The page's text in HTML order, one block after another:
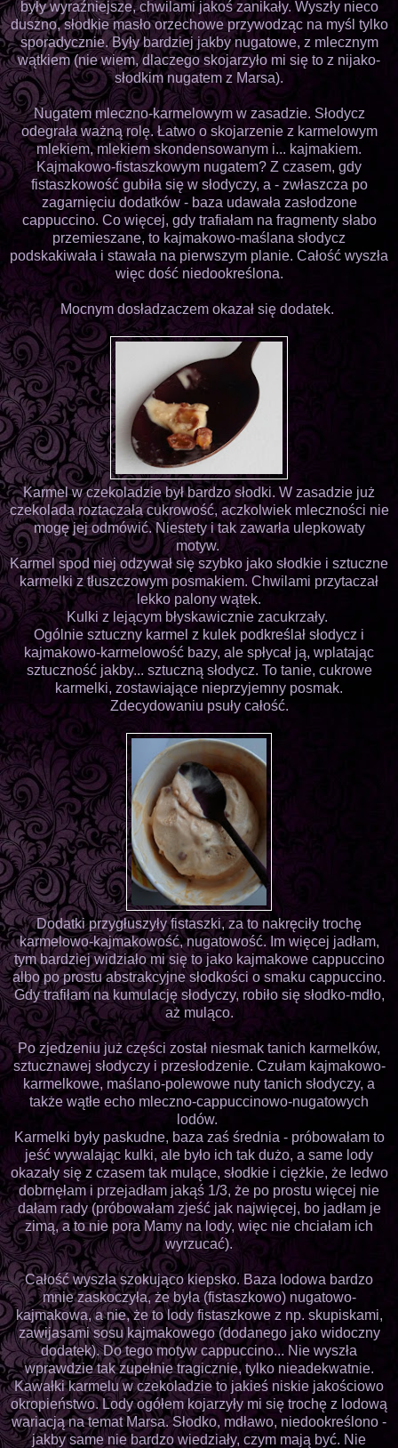
były wyraźniejsze, chwilami jakoś zanikały. Wyszły nieco
duszno, słodkie masło orzechowe przywodząc na myśl tylko
sporadycznie. Były bardziej jakby nugatowe, z mlecznym
wątkiem (nie wiem, dlaczego skojarzyło mi się to z nijako-
słodkim nugatem z Marsa).
Nugatem mleczno-karmelowym w zasadzie. Słodycz
odegrała ważną rolę. Łatwo o skojarzenie z karmelowym
mlekiem, mlekiem skondensowanym i... kajmakiem.
Kajmakowo-fistaszkowym nugatem? Z czasem, gdy
fistaszkowość gubiła się w słodyczy, a - zwłaszcza po
zagarnięciu dodatków - baza udawała zasłodzone
cappuccino. Co więcej, gdy trafiałam na fragmenty słabo
przemieszane, to kajmakowo-maślana słodycz
podskakiwała i stawała na pierwszym planie. Całość wyszła
więc dość niedookreślona.
Mocnym dosładzaczem okazał się dodatek.
Karmel w czekoladzie był bardzo słodki. W zasadzie już
czekolada roztaczała cukrowość, aczkolwiek mleczności nie
mogę jej odmówić. Niestety i tak zawarła ulepkowaty
motyw.
Karmel spod niej odzywał się szybko jako słodkie i sztuczne
karmelki z tłuszczowym posmakiem. Chwilami przytaczał
lekko palony wątek.
Kulki z lejącym błyskawicznie zacukrzały.
Ogólnie sztuczny karmel z kulek podkreślał słodycz i
kajmakowo-karmelowość bazy, ale spłycał ją, wplatając
sztuczność jakby... sztuczną słodycz. To tanie, cukrowe
karmelki, zostawiające nieprzyjemny posmak.
Zdecydowaniu psuły całość.
Dodatki przygłuszyły fistaszki, za to nakręciły trochę
karmelowo-kajmakowość, nugatowość. Im więcej jadłam,
tym bardziej widziało mi się to jako kajmakowe cappuccino
albo po prostu abstrakcyjne słodkości o smaku cappuccino.
Gdy trafiłam na kumulację słodyczy, robiło się słodko-mdło,
aż muląco.
Po zjedzeniu już części został niesmak tanich karmelków,
sztucznawej słodyczy i przesłodzenie. Czułam kajmakowo-
karmelkowe, maślano-polewowe nuty tanich słodyczy, a
także wątłe echo mleczno-cappuccinowo-nugatowych
lodów.
Karmelki były paskudne, baza zaś średnia - próbowałam to
jeść wywalając kulki, ale było ich tak dużo, a same lody
okazały się z czasem tak mulące, słodkie i ciężkie, że ledwo
dobrnęłam i przejadłam jakąś 1/3, że po prostu więcej nie
dałam rady (próbowałam zjeść jak najwięcej, bo jadłam je
zimą, a to nie pora Mamy na lody, więc nie chciałam ich
wyrzucać).
Całość wyszła szokująco kiepsko. Baza lodowa bardzo
mnie zaskoczyła, że była (fistaszkowo) nugatowo-
kajmakowa, a nie, że to lody fistaszkowe z np. skupiskami,
zawijasami sosu kajmakowego (dodanego jako widoczny
dodatek). Do tego motyw cappuccino... Nie wyszła
wprawdzie tak zupełnie tragicznie, tylko nieadekwatnie.
Kawałki karmelu w czekoladzie to jakieś niskie jakościowo
okropieństwo. Lody ogółem kojarzyły mi się trochę z lodową
wariacją na temat Marsa. Słodko, mdławo, niedookreślono -
jakby same nie bardzo wiedziały, czym mają być. Nie